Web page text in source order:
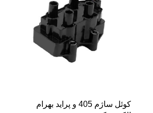
کوئل ساژم 405 و پراید بهرام